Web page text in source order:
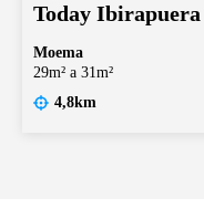
Today Ibirapuera
Moema
29m² a 31m²
4,8km